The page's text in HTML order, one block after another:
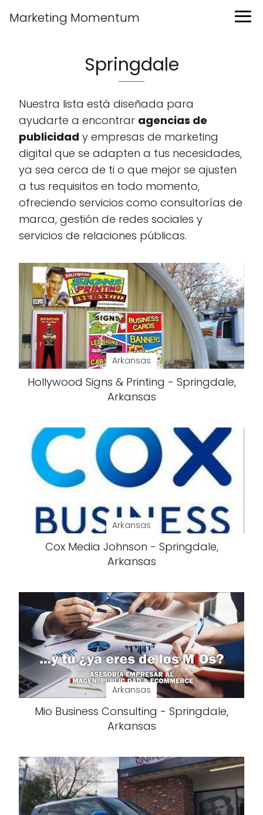
Marketing Momentum
Springdale
Nuestra lista está diseñada para
ayudarte a encontrar agencias de
publicidad y empresas de marketing
digital que se adapten a tus necesidades,
ya sea cerca de ti o que mejor se ajusten
a tus requisitos en todo momento,
ofreciendo servicios como consultorías de
marca, gestión de redes sociales y
servicios de relaciones públicas.
Arkansas
Hollywood Signs & Printing - Springdale,
Arkansas
Arkansas
Cox Media Johnson - Springdale,
Arkansas
Arkansas
Mio Business Consulting - Springdale,
Arkansas